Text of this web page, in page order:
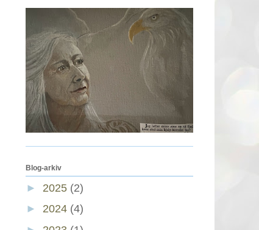
Blog-arkiv
► 2025 (2)
► 2024 (4)